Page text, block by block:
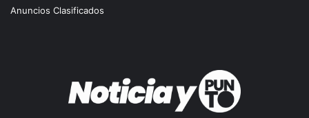
Anuncios Clasificados